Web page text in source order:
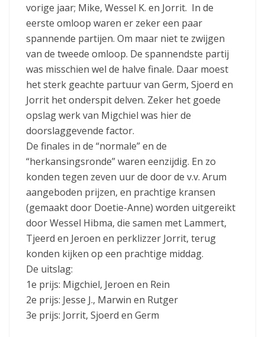
vorige jaar; Mike, Wessel K. en Jorrit. In de
eerste omloop waren er zeker een paar
spannende partijen. Om maar niet te zwijgen
van de tweede omloop. De spannendste partij
was misschien wel de halve finale. Daar moest
het sterk geachte partuur van Germ, Sjoerd en
Jorrit het onderspit delven. Zeker het goede
opslag werk van Migchiel was hier de
doorslaggevende factor.
De finales in de “normale” en de
“herkansingsronde” waren eenzijdig. En zo
konden tegen zeven uur de door de v.v. Arum
aangeboden prijzen, en prachtige kransen
(gemaakt door Doetie-Anne) worden uitgereikt
door Wessel Hibma, die samen met Lammert,
Tjeerd en Jeroen en perklizzer Jorrit, terug
konden kijken op een prachtige middag.
De uitslag:
1e prijs: Migchiel, Jeroen en Rein
2e prijs: Jesse J., Marwin en Rutger
3e prijs: Jorrit, Sjoerd en Germ